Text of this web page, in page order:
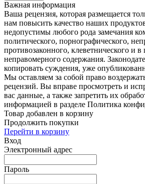
Важная информация
Ваша рецензия, которая размещается
нам повысить качество наших
недопустимы любого рода замечания
политического, порнографического,
противозаконного, клеветнического и в
неправомерного содержания.
копировать суждения, уже
Мы оставляем за собой право
рецензий. Вы вправе просмотреть и
вас данные, а также запретить их
информацией в разделе Политика
Товар добавлен в корзину
Продолжить покупки
Перейти в корзину
Вход
Электронный адрес
Пароль